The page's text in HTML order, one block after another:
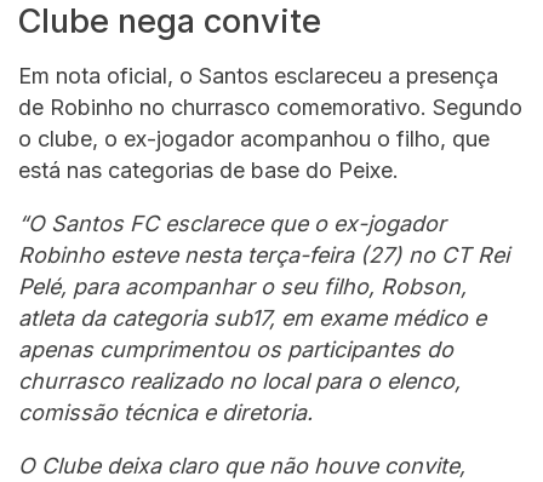
Clube nega convite
Em nota oficial, o Santos esclareceu a presença
de Robinho no churrasco comemorativo. Segundo
o clube, o ex-jogador acompanhou o filho, que
está nas categorias de base do Peixe.
“O Santos FC esclarece que o ex-jogador
Robinho esteve nesta terça-feira (27) no CT Rei
Pelé, para acompanhar o seu filho, Robson,
atleta da categoria sub17, em exame médico e
apenas cumprimentou os participantes do
churrasco realizado no local para o elenco,
comissão técnica e diretoria.
O Clube deixa claro que não houve convite,